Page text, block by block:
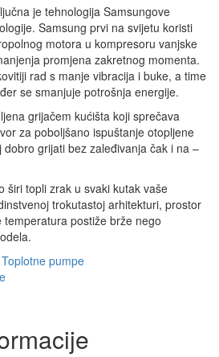
je tehnologija Samsungove
Samsung prvi na svijetu koristi
motora u kompresoru vanjske
promjena zakretnog momenta.
rad s manje vibracija i buke, a time
se smanjuje potrošnja energije.
grijačem kućišta koji sprečava
za poboljšano ispuštanje otopljene
grijati bez zaleđivanja čak i na –
širi topli zrak u svaki kutak vaše
trokutastoj arhitekturi, prostor
postiže brže nego
Toplotne pumpe